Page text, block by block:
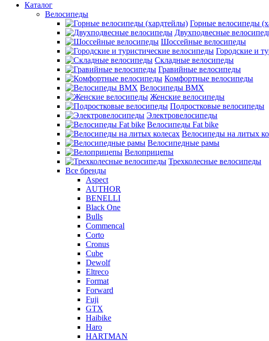
Каталог
Велосипеды
Горные велосипеды
Двухподвесные
Шоссейные велосипеды
Городские и
Складные велосипеды
Гравийные велосипеды
Комфортные велосипеды
Велосипеды BMX
Женские велосипеды
Подростковые велосипеды
Электровелосипеды
Велосипеды Fat bike
Велосипеды на литых
Велосипедные рамы
Велоприцепы
Трехколесные велосипеды
Все бренды
Aspect
AUTHOR
BENELLI
Black One
Bulls
Commencal
Corto
Cronus
Cube
Dewolf
Eltreco
Format
Forward
Fuji
GTX
Haibike
Haro
HARTMAN